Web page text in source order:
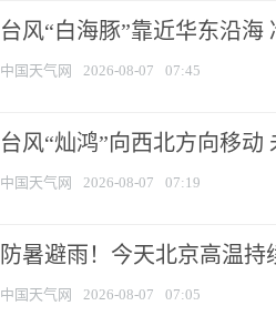
台风“白海豚”靠近华东沿
中国天气网 2026-08-07 07:45
台风“灿鸿”向西北方向移动
中国天气网 2026-08-07 07:19
防暑避雨！今天北京高温
中国天气网 2026-08-07 07:05